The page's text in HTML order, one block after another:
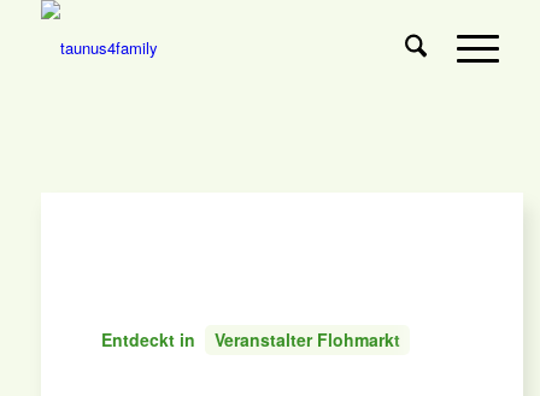
Entdeckt in Veranstalter Flohmarkt